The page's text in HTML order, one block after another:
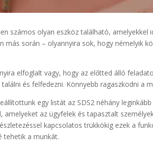
számos olyan eszköz található,
más során – olyannyira sok, hogy némelyik
elfoglalt vagy, hogy az előtted álló
és felfedezni. Könnyebb ragaszkodni a
egy listát az SDS2 néhány
amelyeket az ügyfelek és tapasztalt
kapcsolatos trükkökig ezek a
tehetik a munkát.